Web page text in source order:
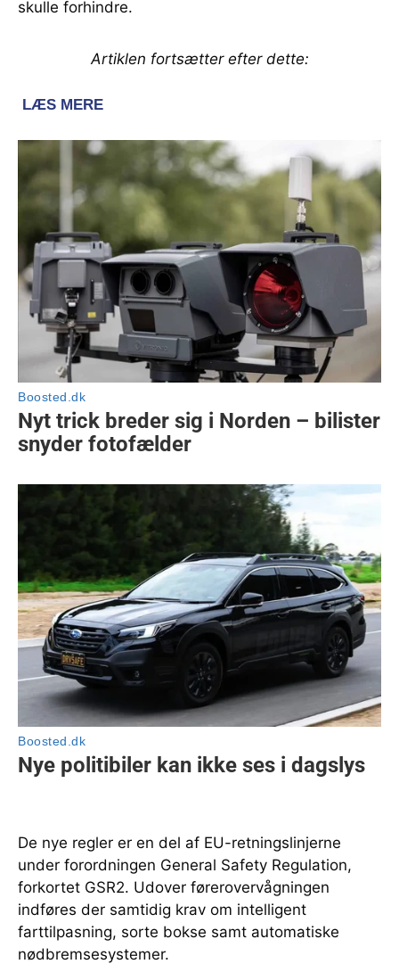
skulle forhindre.
Artiklen fortsætter efter dette:
De nye regler er en del af EU-retningslinjerne
under forordningen General Safety Regulation,
forkortet GSR2. Udover førerovervågningen
indføres der samtidig krav om intelligent
farttilpasning, sorte bokse samt automatiske
nødbremsesystemer.